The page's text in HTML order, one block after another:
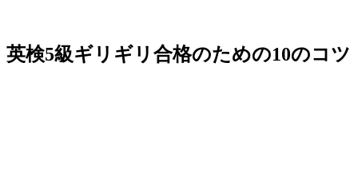
英検5級ギリギリ合格のための10のコツ